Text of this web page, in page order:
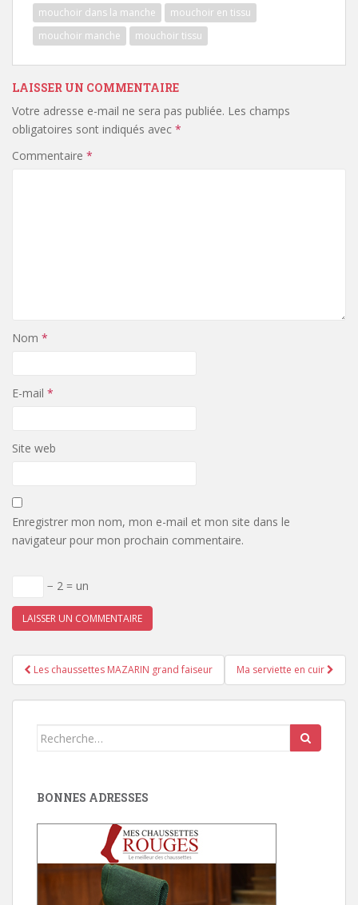
mouchoir dans la manche
mouchoir en tissu
mouchoir manche
mouchoir tissu
LAISSER UN COMMENTAIRE
Votre adresse e-mail ne sera pas publiée. Les champs
obligatoires sont indiqués avec *
Commentaire *
Nom *
E-mail *
Site web
Enregistrer mon nom, mon e-mail et mon site dans le
navigateur pour mon prochain commentaire.
− 2 = un
Pagination
d'article
Les chaussettes MAZARIN grand faiseur Ma serviette en cuir
Search
BONNES ADRESSES